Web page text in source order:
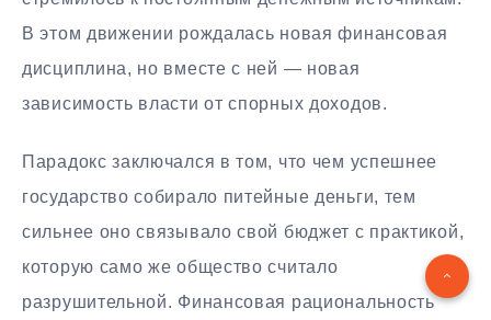
В этом движении рождалась новая финансовая
дисциплина, но вместе с ней — новая
зависимость власти от спорных доходов.
Парадокс заключался в том, что чем успешнее
государство собирало питейные деньги, тем
сильнее оно связывало свой бюджет с практикой,
которую само же общество считало
разрушительной. Финансовая рациональность